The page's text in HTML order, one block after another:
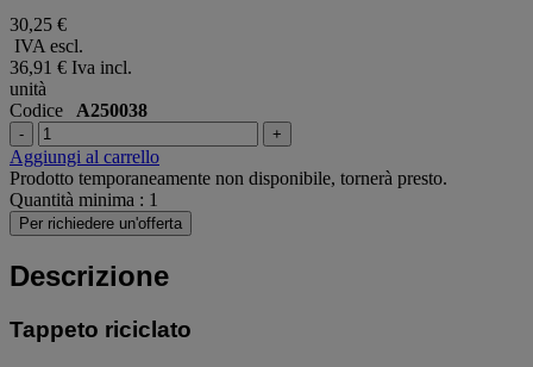
30,25 €
IVA escl.
36,91 € Iva incl.
unità
Codice A250038
- +
Aggiungi al carrello
Prodotto temporaneamente non disponibile, tornerà presto.
Quantità minima : 1
Per richiedere un'offerta
Descrizione
Tappeto riciclato